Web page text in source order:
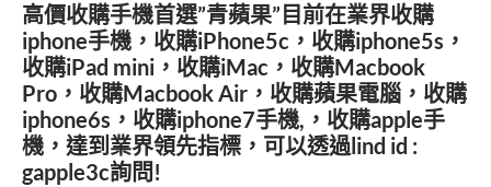
高價收購手機首選”青蘋果”目前在業界收購
iphone手機 ，收購iPhone5c，收購iphone5s，
收購iPad mini，收購iMac，收購Macbook
Pro，收購Macbook Air，收購蘋果電腦，收購
iphone6s，收購iphone7手機,， 收購apple手
機 ，達到業界領先指標，可以透過lind id :
gapple3c詢問!